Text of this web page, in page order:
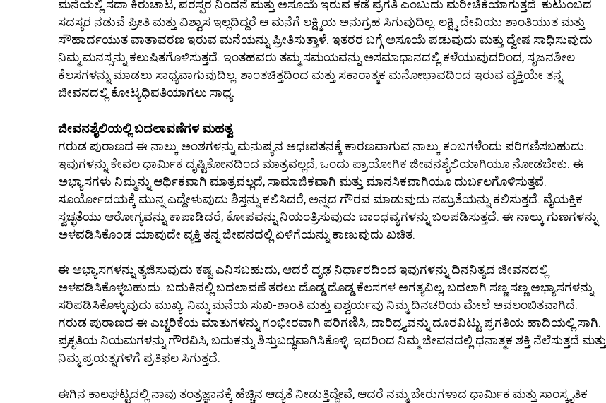
ಮನೆಯಲ್ಲಿ ಸದಾ ಕಿರುಚಾಟ, ಪರಸ್ಪರ ನಿಂದನೆ ಮತ್ತು ಅಸೂಯೆ ಇರುವ ಕಡೆ ಪ್ರಗತಿ ಎಂಬುದು ಮರೀಚಿಕೆಯಾಗುತ್ತದೆ. ಕುಟುಂಬದ
ಸದಸ್ಯರ ನಡುವೆ ಪ್ರೀತಿ ಮತ್ತು ವಿಶ್ವಾಸ ಇಲ್ಲದಿದ್ದರೆ ಆ ಮನೆಗೆ ಲಕ್ಷ್ಮಿಯ ಅನುಗ್ರಹ ಸಿಗುವುದಿಲ್ಲ. ಲಕ್ಷ್ಮಿ ದೇವಿಯು ಶಾಂತಿಯುತ ಮತ್ತು
ಸೌಹಾರ್ದಯುತ ವಾತಾವರಣ ಇರುವ ಮನೆಯನ್ನು ಪ್ರೀತಿಸುತ್ತಾಳೆ. ಇತರರ ಬಗ್ಗೆ ಅಸೂಯೆ ಪಡುವುದು ಮತ್ತು ದ್ವೇಷ ಸಾಧಿಸುವುದು
ನಿಮ್ಮ ಮನಸ್ಸನ್ನು ಕಲುಷಿತಗೊಳಿಸುತ್ತದೆ. ಇಂತಹವರು ತಮ್ಮ ಸಮಯವನ್ನು ಅಸಮಾಧಾನದಲ್ಲಿ ಕಳೆಯುವುದರಿಂದ, ಸೃಜನಶೀಲ
ಕೆಲಸಗಳನ್ನು ಮಾಡಲು ಸಾಧ್ಯವಾಗುವುದಿಲ್ಲ. ಶಾಂತಚಿತ್ತದಿಂದ ಮತ್ತು ಸಕಾರಾತ್ಮಕ ಮನೋಭಾವದಿಂದ ಇರುವ ವ್ಯಕ್ತಿಯೇ ತನ್ನ
ಜೀವನದಲ್ಲಿ ಕೋಟ್ಯಧಿಪತಿಯಾಗಲು ಸಾಧ್ಯ.
ಜೀವನಶೈಲಿಯಲ್ಲಿ ಬದಲಾವಣೆಗಳ ಮಹತ್ವ
ಗರುಡ ಪುರಾಣದ ಈ ನಾಲ್ಕು ಅಂಶಗಳನ್ನು ಮನುಷ್ಯನ ಅಧಃಪತನಕ್ಕೆ ಕಾರಣವಾಗುವ ನಾಲ್ಕು ಕಂಬಗಳೆಂದು ಪರಿಗಣಿಸಬಹುದು.
ಇವುಗಳನ್ನು ಕೇವಲ ಧಾರ್ಮಿಕ ದೃಷ್ಟಿಕೋನದಿಂದ ಮಾತ್ರವಲ್ಲದೆ, ಒಂದು ಪ್ರಾಯೋಗಿಕ ಜೀವನಶೈಲಿಯಾಗಿಯೂ ನೋಡಬೇಕು. ಈ
ಅಭ್ಯಾಸಗಳು ನಿಮ್ಮನ್ನು ಆರ್ಥಿಕವಾಗಿ ಮಾತ್ರವಲ್ಲದೆ, ಸಾಮಾಜಿಕವಾಗಿ ಮತ್ತು ಮಾನಸಿಕವಾಗಿಯೂ ದುರ್ಬಲಗೊಳಿಸುತ್ತವೆ.
ಸೂರ್ಯೋದಯಕ್ಕೆ ಮುನ್ನ ಎದ್ದೇಳುವುದು ಶಿಸ್ತನ್ನು ಕಲಿಸಿದರೆ, ಅನ್ನದ ಗೌರವ ಮಾಡುವುದು ನಮ್ರತೆಯನ್ನು ಕಲಿಸುತ್ತದೆ. ವೈಯಕ್ತಿಕ
ಸ್ವಚ್ಛತೆಯು ಆರೋಗ್ಯವನ್ನು ಕಾಪಾಡಿದರೆ, ಕೋಪವನ್ನು ನಿಯಂತ್ರಿಸುವುದು ಬಾಂಧವ್ಯಗಳನ್ನು ಬಲಪಡಿಸುತ್ತದೆ. ಈ ನಾಲ್ಕು ಗುಣಗಳನ್ನು
ಅಳವಡಿಸಿಕೊಂಡ ಯಾವುದೇ ವ್ಯಕ್ತಿ ತನ್ನ ಜೀವನದಲ್ಲಿ ಏಳಿಗೆಯನ್ನು ಕಾಣುವುದು ಖಚಿತ.
ಈ ಅಭ್ಯಾಸಗಳನ್ನು ತ್ಯಜಿಸುವುದು ಕಷ್ಟ ಎನಿಸಬಹುದು, ಆದರೆ ದೃಢ ನಿರ್ಧಾರದಿಂದ ಇವುಗಳನ್ನು ದಿನನಿತ್ಯದ ಜೀವನದಲ್ಲಿ
ಅಳವಡಿಸಿಕೊಳ್ಳಬಹುದು. ಬದುಕಿನಲ್ಲಿ ಬದಲಾವಣೆ ತರಲು ದೊಡ್ಡ ದೊಡ್ಡ ಕೆಲಸಗಳ ಅಗತ್ಯವಿಲ್ಲ, ಬದಲಾಗಿ ಸಣ್ಣ ಸಣ್ಣ ಅಭ್ಯಾಸಗಳನ್ನು
ಸರಿಪಡಿಸಿಕೊಳ್ಳುವುದು ಮುಖ್ಯ. ನಿಮ್ಮ ಮನೆಯ ಸುಖ-ಶಾಂತಿ ಮತ್ತು ಐಶ್ವರ್ಯವು ನಿಮ್ಮ ದಿನಚರಿಯ ಮೇಲೆ ಅವಲಂಬಿತವಾಗಿದೆ.
ಗರುಡ ಪುರಾಣದ ಈ ಎಚ್ಚರಿಕೆಯ ಮಾತುಗಳನ್ನು ಗಂಭೀರವಾಗಿ ಪರಿಗಣಿಸಿ, ದಾರಿದ್ರ್ಯವನ್ನು ದೂರವಿಟ್ಟು ಪ್ರಗತಿಯ ಹಾದಿಯಲ್ಲಿ ಸಾಗಿ.
ಪ್ರಕೃತಿಯ ನಿಯಮಗಳನ್ನು ಗೌರವಿಸಿ, ಬದುಕನ್ನು ಶಿಸ್ತುಬದ್ಧವಾಗಿಸಿಕೊಳ್ಳಿ. ಇದರಿಂದ ನಿಮ್ಮ ಜೀವನದಲ್ಲಿ ಧನಾತ್ಮಕ ಶಕ್ತಿ ನೆಲೆಸುತ್ತದೆ ಮತ್ತು
ನಿಮ್ಮ ಪ್ರಯತ್ನಗಳಿಗೆ ಪ್ರತಿಫಲ ಸಿಗುತ್ತದೆ.
ಈಗಿನ ಕಾಲಘಟ್ಟದಲ್ಲಿ ನಾವು ತಂತ್ರಜ್ಞಾನಕ್ಕೆ ಹೆಚ್ಚಿನ ಆದ್ಯತೆ ನೀಡುತ್ತಿದ್ದೇವೆ, ಆದರೆ ನಮ್ಮ ಬೇರುಗಳಾದ ಧಾರ್ಮಿಕ ಮತ್ತು ಸಾಂಸ್ಕೃತಿಕ